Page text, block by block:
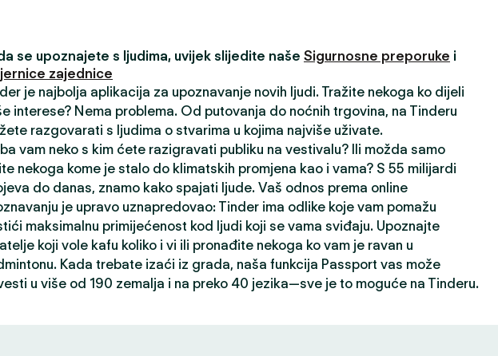
se upoznajete s ljudima, uvijek slijedite naše Sigurnosne preporuke i
zajednice
je najbolja aplikacija za upoznavanje novih ljudi. Tražite nekoga ko dijeli
interese? Nema problema. Od putovanja do noćnih trgovina, na Tinderu
razgovarati s ljudima o stvarima u kojima najviše uživate.
vam neko s kim ćete razigravati publiku na vestivalu? Ili možda samo
nekoga kome je stalo do klimatskih promjena kao i vama? S 55 milijardi
do danas, znamo kako spajati ljude. Vaš odnos prema online
je upravo uznapredovao: Tinder ima odlike koje vam pomažu
maksimalnu primijećenost kod ljudi koji se vama sviđaju. Upoznajte
koji vole kafu koliko i vi ili pronađite nekoga ko vam je ravan u
Kada trebate izaći iz grada, naša funkcija Passport vas može
u više od 190 zemalja i na preko 40 jezika—sve je to moguće na Tinderu.